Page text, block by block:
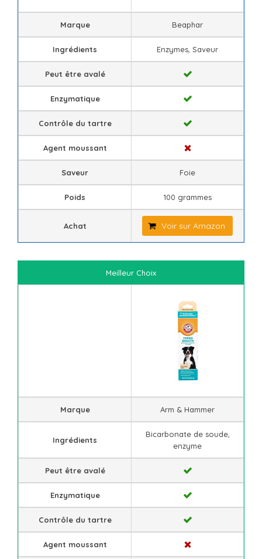
Marque Beaphar
Ingrédients Enzymes, Saveur
Peut être avalé
Enzymatique
Contrôle du tartre
Agent moussant
Saveur Foie
Poids 100 grammes
Achat Voir sur Amazon
Meilleur Choix
Marque Arm & Hammer
Ingrédients
Bicarbonate de soude,
enzyme
Peut être avalé
Enzymatique
Contrôle du tartre
Agent moussant